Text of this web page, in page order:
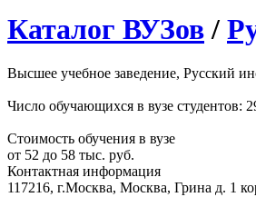
Каталог ВУЗов /
Высшее учебное заведение, Русский
Число обучающихся в вузе студентов:
Стоимость обучения в вузе
от 52 до 58 тыс. руб.
Контактная информация
117216, г.Москва, Москва, Грина д. 1